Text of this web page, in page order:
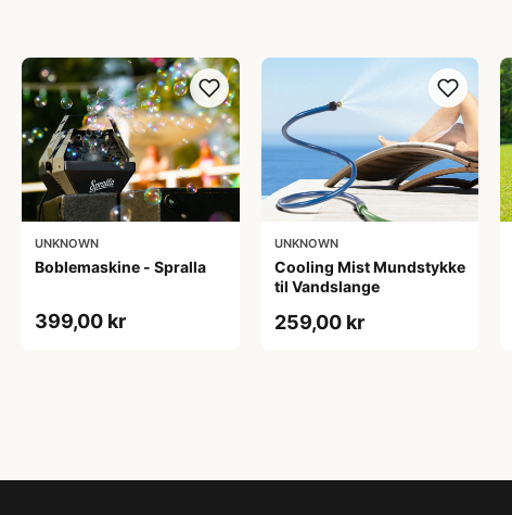
UNKNOWN
Boblemaskine - Spralla
399,00 kr
UNKNOWN
Cooling Mist Mundstykke
til Vandslange
259,00 kr